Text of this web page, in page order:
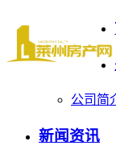
公司简
新闻资讯